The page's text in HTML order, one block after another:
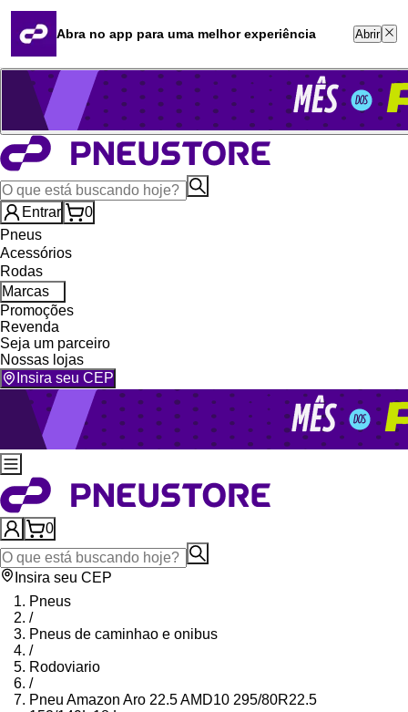
Quero revender
Blog
Whatsapp (16) 99764-8401
Televendas (47) 3046-2551
Entrar
0
Pneus
Acessórios
Rodas
Marcas
Promoções
Revenda
Seja um parceiro
Nossas lojas
Insira seu CEP
0
Insira seu CEP
Pneus
/
Pneus de caminhao e onibus
/
Rodoviario
/
Pneu Amazon Aro 22.5 AMD10 295/80R22.5
Abra no app para uma melhor experiência Abrir